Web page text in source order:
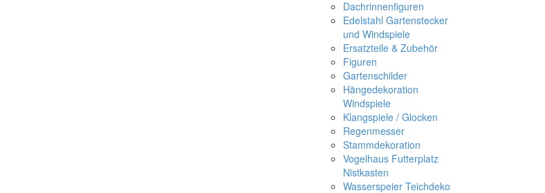
Dachrinnenfiguren
Edelstahl Gartenstecker
und Windspiele
Ersatzteile & Zubehör
Figuren
Gartenschilder
Hängedekoration
Windspiele
Klangspiele / Glocken
Regenmesser
Stammdekoration
Vogelhaus Futterplatz
Nistkasten
Wasserspeier Teichdeko